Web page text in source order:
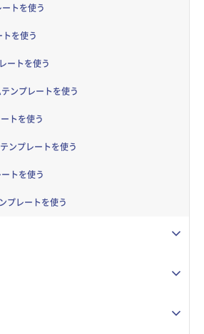
トを使う
を使う
ートを使う
ンプレートを使う
トを使う
ンプレートを使う
トを使う
プレートを使う